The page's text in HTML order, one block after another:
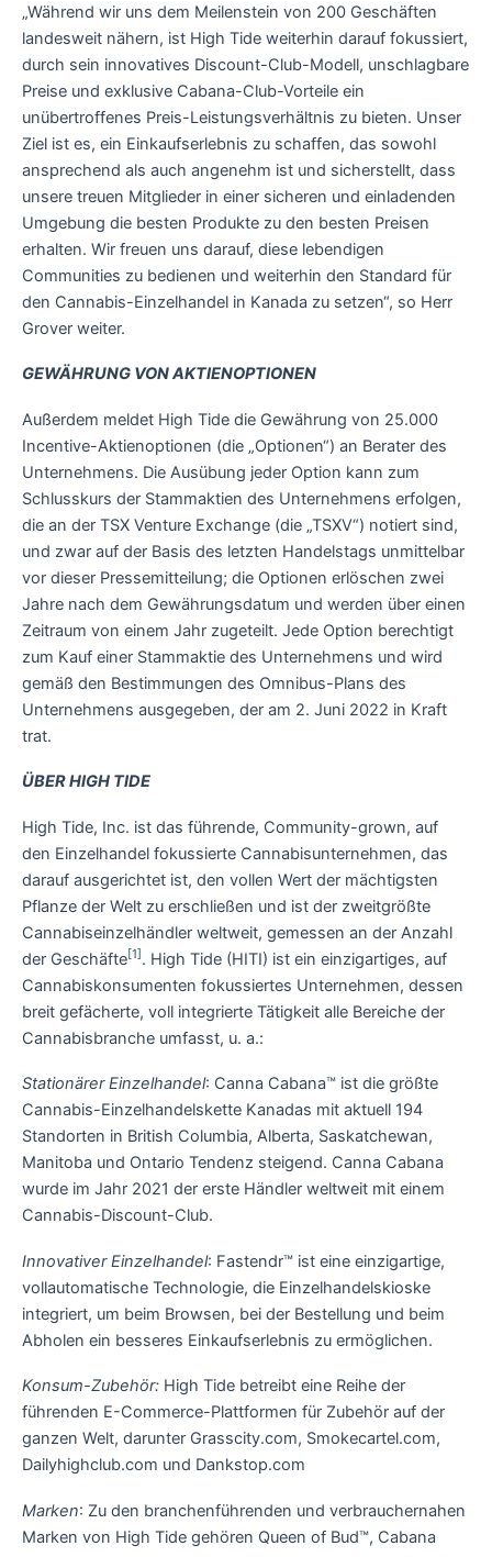
„Während wir uns dem Meilenstein von 200 Geschäften
landesweit nähern, ist High Tide weiterhin darauf fokussiert,
durch sein innovatives Discount-Club-Modell, unschlagbare
Preise und exklusive Cabana-Club-Vorteile ein
unübertroffenes Preis-Leistungsverhältnis zu bieten. Unser
Ziel ist es, ein Einkaufserlebnis zu schaffen, das sowohl
ansprechend als auch angenehm ist und sicherstellt, dass
unsere treuen Mitglieder in einer sicheren und einladenden
Umgebung die besten Produkte zu den besten Preisen
erhalten. Wir freuen uns darauf, diese lebendigen
Communities zu bedienen und weiterhin den Standard für
den Cannabis-Einzelhandel in Kanada zu setzen“, so Herr
Grover weiter.
GEWÄHRUNG VON AKTIENOPTIONEN
Außerdem meldet High Tide die Gewährung von 25.000
Incentive-Aktienoptionen (die „Optionen“) an Berater des
Unternehmens. Die Ausübung jeder Option kann zum
Schlusskurs der Stammaktien des Unternehmens erfolgen,
die an der TSX Venture Exchange (die „TSXV“) notiert sind,
und zwar auf der Basis des letzten Handelstags unmittelbar
vor dieser Pressemitteilung; die Optionen erlöschen zwei
Jahre nach dem Gewährungsdatum und werden über einen
Zeitraum von einem Jahr zugeteilt. Jede Option berechtigt
zum Kauf einer Stammaktie des Unternehmens und wird
gemäß den Bestimmungen des Omnibus-Plans des
Unternehmens ausgegeben, der am 2. Juni 2022 in Kraft
trat.
ÜBER HIGH TIDE
High Tide, Inc. ist das führende, Community-grown, auf
den Einzelhandel fokussierte Cannabisunternehmen, das
darauf ausgerichtet ist, den vollen Wert der mächtigsten
Pflanze der Welt zu erschließen und ist der zweitgrößte
Cannabiseinzelhändler weltweit, gemessen an der Anzahl
der Geschäfte[1] . High Tide (HITI) ist ein einzigartiges, auf
Cannabiskonsumenten fokussiertes Unternehmen, dessen
breit gefächerte, voll integrierte Tätigkeit alle Bereiche der
Cannabisbranche umfasst, u. a.:
Stationärer Einzelhandel: Canna Cabana™ ist die größte
Cannabis-Einzelhandelskette Kanadas mit aktuell 194
Standorten in British Columbia, Alberta, Saskatchewan,
Manitoba und Ontario Tendenz steigend. Canna Cabana
wurde im Jahr 2021 der erste Händler weltweit mit einem
Cannabis-Discount-Club.
Innovativer Einzelhandel: Fastendr™ ist eine einzigartige,
vollautomatische Technologie, die Einzelhandelskioske
integriert, um beim Browsen, bei der Bestellung und beim
Abholen ein besseres Einkaufserlebnis zu ermöglichen.
Konsum-Zubehör: High Tide betreibt eine Reihe der
führenden E-Commerce-Plattformen für Zubehör auf der
ganzen Welt, darunter Grasscity.com, Smokecartel.com,
Dailyhighclub.com und Dankstop.com
Marken: Zu den branchenführenden und verbrauchernahen
Marken von High Tide gehören Queen of Bud™, Cabana